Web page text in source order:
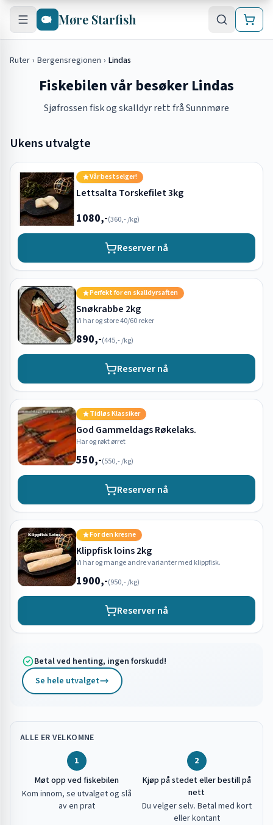
Hopp til hovedinnhold
Møre Starfish
Ruter › Bergensregionen › Lindas
Fiskebilen vår besøker Lindas
Sjøfrossen fisk og skalldyr rett frå Sunnmøre
Ukens utvalgte
Vår bestselger!
Lettsalta Torskefilet 3kg
1080,-(360,-/kg)
Reserver nå
Perfekt for en skalldyrsaften
Snøkrabbe 2kg
Vi har og store 40/60 reker
890,-(445,-/kg)
Reserver nå
Tidløs Klassiker
God Gammeldags Røkelaks.
Har og røkt ørret
550,-(550,-/kg)
Reserver nå
For den kresne
Klippfisk loins 2kg
Vi har og mange andre varianter med klippfisk.
1900,-(950,-/kg)
Reserver nå
Betal ved henting, ingen forskudd!
Se hele utvalget
ALLE ER VELKOMNE
1
Møt opp ved fiskebilen
Kom innom, se utvalget og slå
av en prat
2
Kjøp på stedet eller bestill på
nett
Du velger selv. Betal med kort
eller kontant